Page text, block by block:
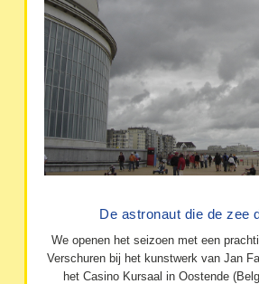
De astronaut die de zee
We openen het seizoen met een
Verschuren bij het kunstwerk van Jan
het Casino Kursaal in Oostende